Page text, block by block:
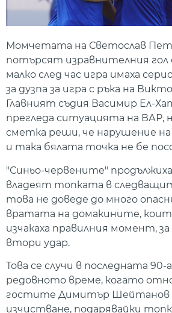
Момчетата на Светослав
потърсят изравнителния гол
малко след час игра имаха
за дузпа за игра с ръка на
Главният съдия Васимир Ел-
прегледа ситуацията на ВАР,
сметка реши, че нарушение
и така бялата точка не бе
"Синьо-червените"
владеят топката в
това не доведе до много
вратата на домакините,
изчакаха правилния момент,
втори удар.
Това се случи в последната
редовното време, когато
гостите Димитър Шейтанов
изчистване, подарявайки